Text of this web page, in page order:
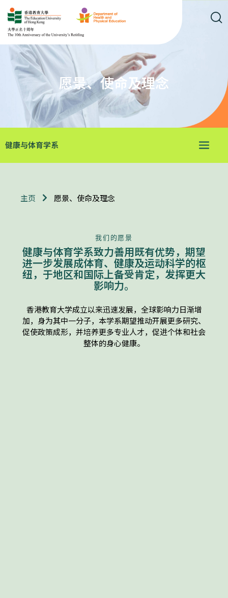
愿景、使命及理念
健康与体育学系
主页 愿景、使命及理念
我们的愿景
健康与体育学系致力善用既有优势，期望
进一步发展成体育、健康及运动科学的枢
纽，于地区和国际上备受肯定，发挥更大
影响力。
香港教育大学成立以来迅速发展，全球影响力日渐增
加，身为其中一分子，本学系期望推动开展更多研究、
促使政策成形，并培养更多专业人才，促进个体和社会
整体的身心健康。